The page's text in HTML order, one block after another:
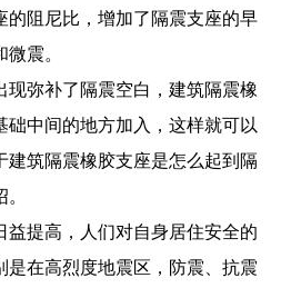
的阻尼比，增加了隔震支座的早
震。
现弥补了隔震空白，建筑隔震橡
础中间的地方加入，这样就可以
建筑隔震橡胶支座是怎么起到隔
益提高，人们对自身居住安全的
是在高烈度地震区，防震、抗震